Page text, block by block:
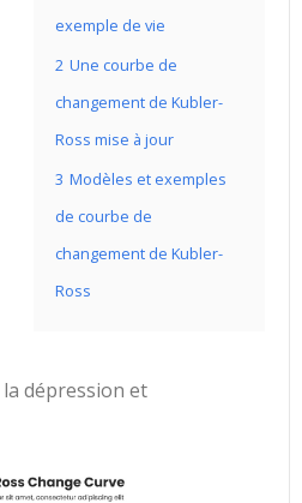
exemple de vie
2 Une courbe de
changement de Kubler-
Ross mise à jour
3 Modèles et exemples
de courbe de
changement de Kubler-
Ross
dépression et